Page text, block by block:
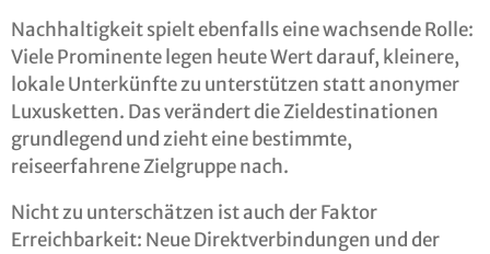
Nachhaltigkeit spielt ebenfalls eine wachsende Rolle:
Viele Prominente legen heute Wert darauf, kleinere,
lokale Unterkünfte zu unterstützen statt anonymer
Luxusketten. Das verändert die Zieldestinationen
grundlegend und zieht eine bestimmte,
reiseerfahrene Zielgruppe nach.
Nicht zu unterschätzen ist auch der Faktor
Erreichbarkeit: Neue Direktverbindungen und der